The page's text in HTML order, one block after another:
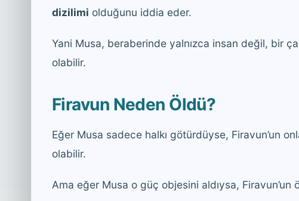
dizilimi olduğunu iddia eder.
Yani Musa, beraberinde yalnızca insan değil, bir
olabilir.
Firavun Neden Öldü?
Eğer Musa sadece halkı götürdüyse, Firavun’un
olabilir.
Ama eğer Musa o güç objesini aldıysa, Firavun’un